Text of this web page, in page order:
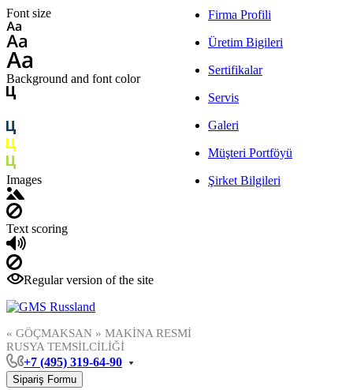
Font size
Background and font color
Images
Text scoring
Regular version of the site
« GÖÇMAKSAN » MAKİNA RESMİ
RUSYA TEMSİLCİLİĞİ
+7 (495) 319-64-90
Sipariş Formu
Firma Profili
Üretim Bigileri
Sertifikalar
Servis
Galeri
Müşteri Portföyü
Şirket Bilgileri